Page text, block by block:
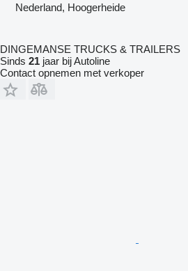
Nederland, Hoogerheide
DINGEMANSE TRUCKS & TRAILERS
Sinds 21 jaar bij Autoline
Contact opnemen met verkoper